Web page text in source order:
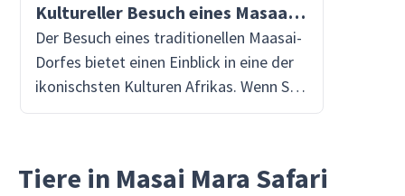
Kultureller Besuch eines Masaai-Dorfes
Der Besuch eines traditionellen Maasai-
Dorfes bietet einen Einblick in eine der
ikonischsten Kulturen Afrikas. Wenn Sie
das Dorf betreten, werden Sie von den
traditionellen Lieder begrüßt. Sie haben
Tiere in Masai Mara Safari